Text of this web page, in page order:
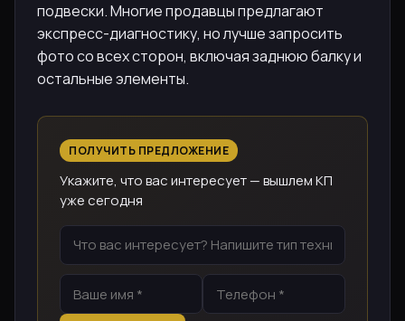
подвески. Многие продавцы предлагают
экспресс-диагностику, но лучше запросить
фото со всех сторон, включая заднюю балку и
остальные элементы.
ПОЛУЧИТЬ ПРЕДЛОЖЕНИЕ
Укажите, что вас интересует — вышлем КП
уже сегодня